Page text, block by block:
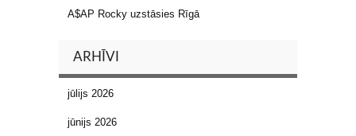
A$AP Rocky uzstāsies Rīgā
ARHĪVI
jūlijs 2026
jūnijs 2026